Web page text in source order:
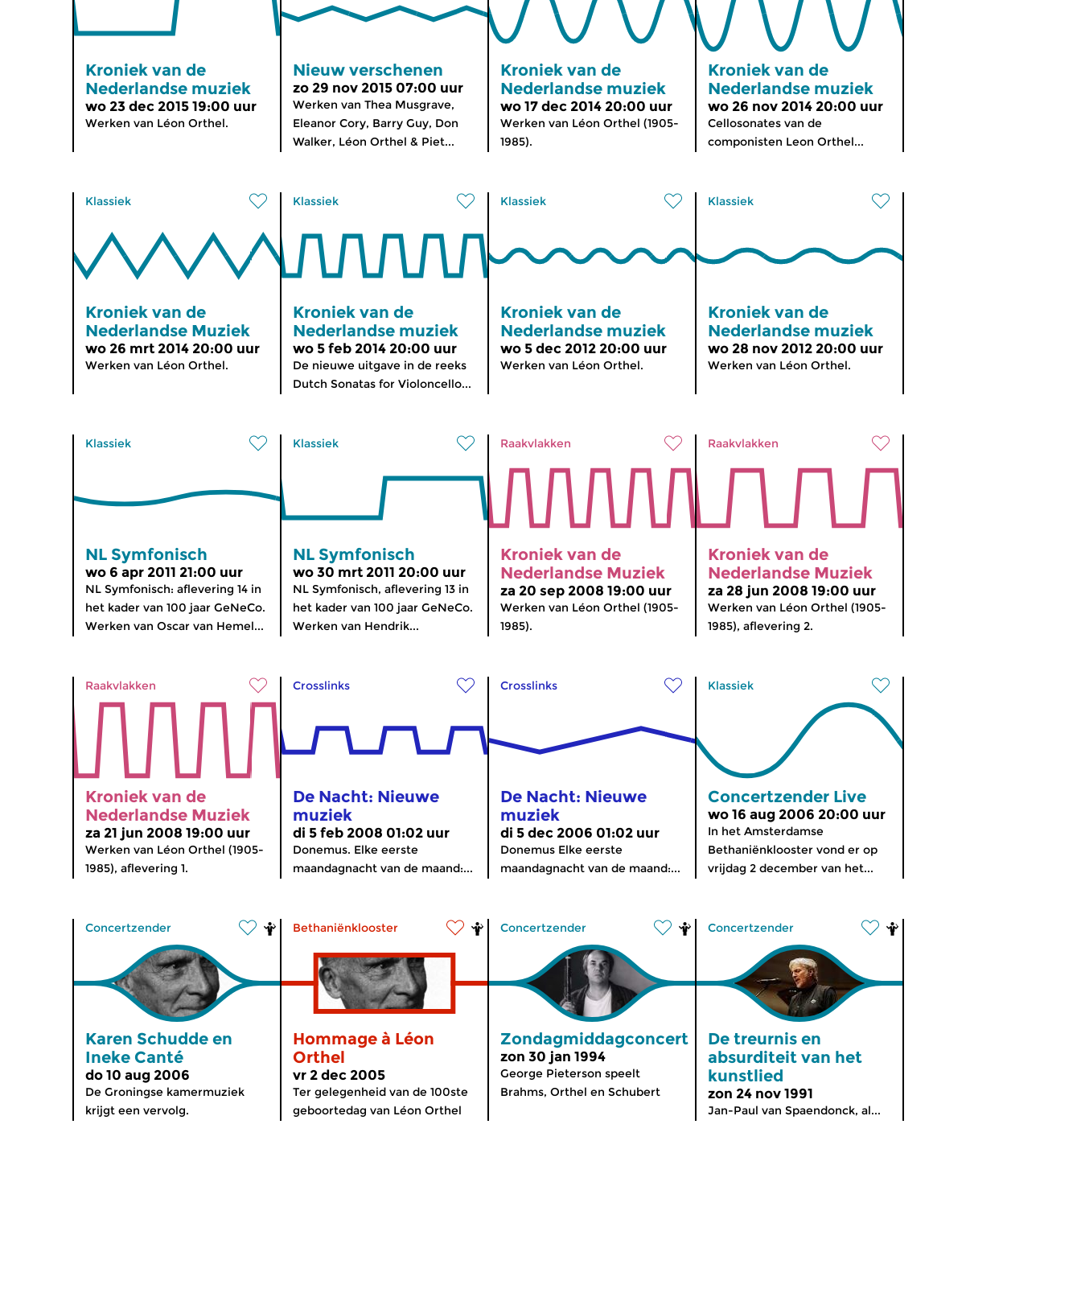
Kroniek van de
Nederlandse muziek
wo 23 dec 2015 19:00 uur
Werken van Léon Orthel.
Nieuw verschenen
zo 29 nov 2015 07:00 uur
Werken van Thea Musgrave,
Eleanor Cory, Barry Guy, Don
Walker, Léon Orthel & Piet...
Kroniek van de
Nederlandse muziek
wo 17 dec 2014 20:00 uur
Werken van Léon Orthel (1905-
1985).
Kroniek van de
Nederlandse muziek
wo 26 nov 2014 20:00 uur
Cellosonates van de
componisten Leon Orthel...
Klassiek
Kroniek van de
Nederlandse Muziek
wo 26 mrt 2014 20:00 uur
Werken van Léon Orthel.
Klassiek
Kroniek van de
Nederlandse muziek
wo 5 feb 2014 20:00 uur
De nieuwe uitgave in de reeks
Dutch Sonatas for Violoncello...
Klassiek
Kroniek van de
Nederlandse muziek
wo 5 dec 2012 20:00 uur
Werken van Léon Orthel.
Klassiek
Kroniek van de
Nederlandse muziek
wo 28 nov 2012 20:00 uur
Werken van Léon Orthel.
Klassiek
NL Symfonisch
wo 6 apr 2011 21:00 uur
NL Symfonisch: aflevering 14 in
het kader van 100 jaar GeNeCo.
Werken van Oscar van Hemel...
Klassiek
NL Symfonisch
wo 30 mrt 2011 20:00 uur
NL Symfonisch, aflevering 13 in
het kader van 100 jaar GeNeCo.
Werken van Hendrik...
Raakvlakken
Kroniek van de
Nederlandse Muziek
za 20 sep 2008 19:00 uur
Werken van Léon Orthel (1905-
1985).
Raakvlakken
Kroniek van de
Nederlandse Muziek
za 28 jun 2008 19:00 uur
Werken van Léon Orthel (1905-
1985), aflevering 2.
Raakvlakken
Kroniek van de
Nederlandse Muziek
za 21 jun 2008 19:00 uur
Werken van Léon Orthel (1905-
1985), aflevering 1.
Crosslinks
De Nacht: Nieuwe
muziek
di 5 feb 2008 01:02 uur
Donemus. Elke eerste
maandagnacht van de maand:...
Crosslinks
De Nacht: Nieuwe
muziek
di 5 dec 2006 01:02 uur
Donemus Elke eerste
maandagnacht van de maand:...
Klassiek
Concertzender Live
wo 16 aug 2006 20:00 uur
In het Amsterdamse
Bethaniënklooster vond er op
vrijdag 2 december van het...
Concertzender
Karen Schudde en
Ineke Canté
do 10 aug 2006
De Groningse kamermuziek
krijgt een vervolg.
Bethaniënklooster
Hommage à Léon
Orthel
vr 2 dec 2005
Ter gelegenheid van de 100ste
geboortedag van Léon Orthel
Concertzender
Zondagmiddagconcert
zon 30 jan 1994
George Pieterson speelt
Brahms, Orthel en Schubert
Concertzender
De treurnis en
absurditeit van het
kunstlied
zon 24 nov 1991
Jan-Paul van Spaendonck, al...